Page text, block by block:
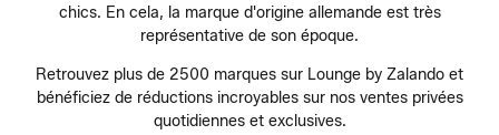
chics. En cela, la marque d'origine allemande est très
représentative de son époque.
Retrouvez plus de 2500 marques sur Lounge by Zalando et
bénéficiez de réductions incroyables sur nos ventes privées
quotidiennes et exclusives.